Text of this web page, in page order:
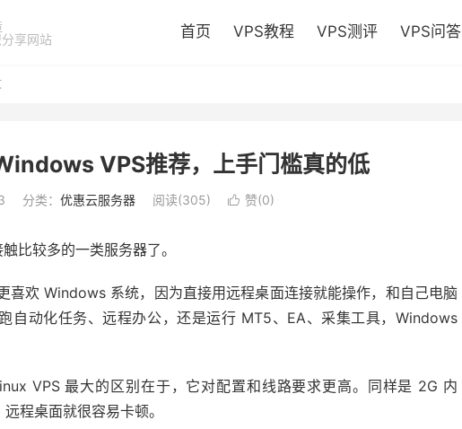
享网站
首页 VPS教程 VPS测评 VPS问答
VPS推荐，上手门槛真的低
分类： 优惠云服务器 阅读(305)  赞(0)
比较多的一类服务器了。
喜欢 Windows 系统，因为直接用远程桌面连接就能操作，和自己电脑
自动化任务、远程办公，还是运行 MT5、EA、采集工具，Windows
VPS 最大的区别在于，它对配置和线路要求更高。同样是 2G 内
程桌面就很容易卡顿。